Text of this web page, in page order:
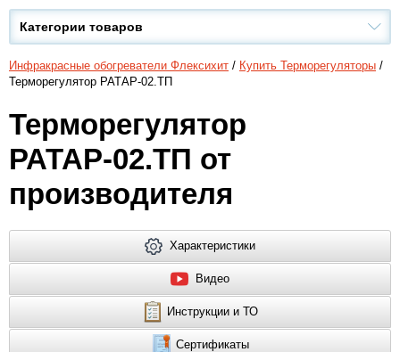
Категории товаров
Инфракрасные обогреватели Флексихит / Купить Терморегуляторы /
Терморегулятор РАТАР-02.ТП
Терморегулятор
РАТАР-02.ТП от
производителя
Характеристики
Видео
Инструкции и ТО
Сертификаты